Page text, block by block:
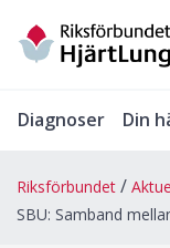
Diagnoser Din
Riksförbundet
SBU: Samband